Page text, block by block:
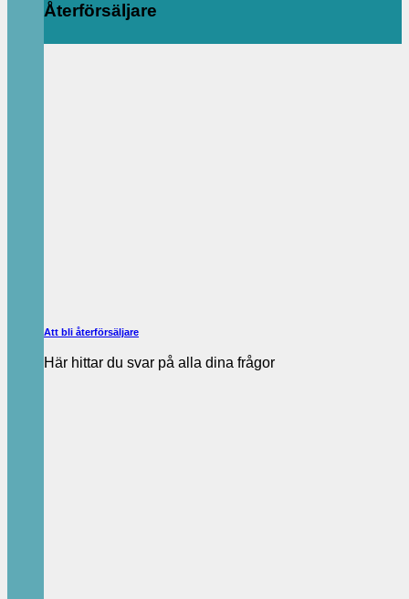
Återförsäljare
Att bli återförsäljare
Här hittar du svar på alla dina frågor